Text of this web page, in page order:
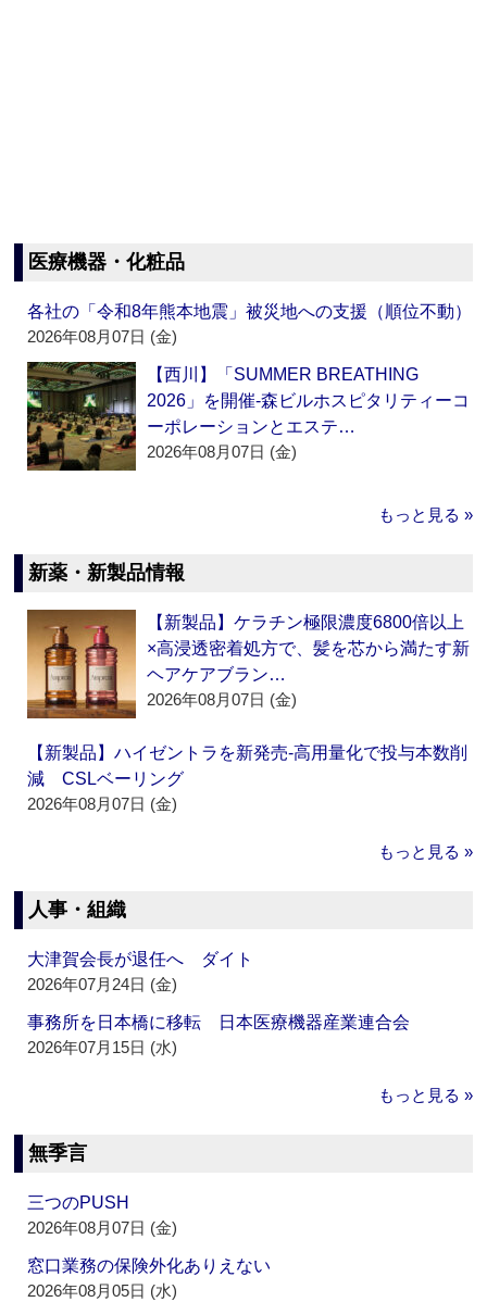
医療機器・化粧品
各社の「令和8年熊本地震」被災地への支援（順位不動）
2026年08月07日 (金)
【西川】「SUMMER BREATHING
2026」を開催‐森ビルホスピタリティーコ
ーポレーションとエステ…
2026年08月07日 (金)
もっと見る »
新薬・新製品情報
【新製品】ケラチン極限濃度6800倍以上
×高浸透密着処方で、髪を芯から満たす新
ヘアケアブラン…
2026年08月07日 (金)
【新製品】ハイゼントラを新発売‐高用量化で投与本数削
減 CSLベーリング
2026年08月07日 (金)
もっと見る »
人事・組織
大津賀会長が退任へ ダイト
2026年07月24日 (金)
事務所を日本橋に移転 日本医療機器産業連合会
2026年07月15日 (水)
もっと見る »
無季言
三つのPUSH
2026年08月07日 (金)
窓口業務の保険外化ありえない
2026年08月05日 (水)